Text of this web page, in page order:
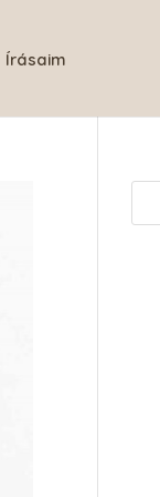
Írásaim